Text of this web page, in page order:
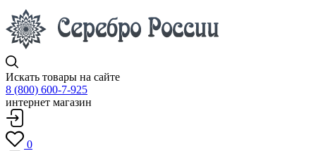
Искать товары на сайте
8 (800) 600-7-925
интернет магазин
0